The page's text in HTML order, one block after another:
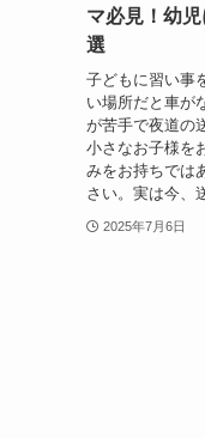
マ必見！幼
選
子どもに習い事
い場所だと車が
が苦手で夜道の
小さなお子様を
みをお持ちでは
さい。実は今、
2025年7月6日